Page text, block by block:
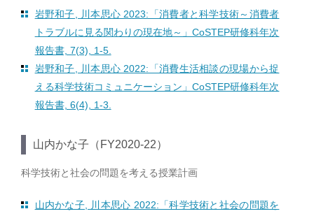
岩野和子, 川本思心 2023:「消費者と科学技術～消費者
トラブルに見る関わりの現在地～」CoSTEP研修科年次
報告書, 7(3), 1-5.
岩野和子, 川本思心 2022:「消費生活相談の現場から捉
える科学技術コミュニケーション」CoSTEP研修科年次
報告書, 6(4), 1-3.
山内かな子（FY2020-22）
科学技術と社会の問題を考える授業計画
山内かな子, 川本思心 2022:「科学技術と社会の問題を